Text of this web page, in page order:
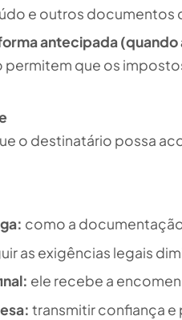
e outros
antecipada (quando
permitem que os
o destinatário possa
como a
as exigências legais
ele recebe a
transmitir confiança